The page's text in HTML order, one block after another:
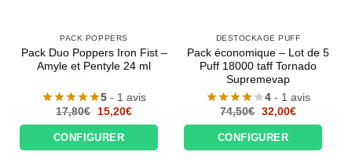
PACK POPPERS
Pack Duo Poppers Iron Fist –
Amyle et Pentyle 24 ml
5 - 1 avis
17,80€
Le
initial
était :
17,80€.
15,20€Le
actuel
15,20€.
CONFIGURER
DESTOCKAGE PUFF
Pack économique – Lot de 5
Puff 18000 taff Tornado
Supremevap
4 - 1 avis
74,50€ Le
initial
était :
74,50€.
32,00€Le
actuel
32,00€.
CONFIGURER